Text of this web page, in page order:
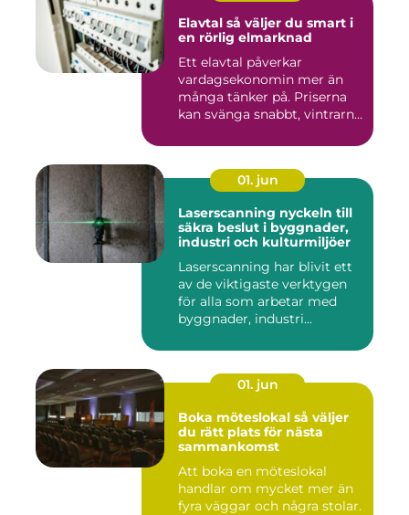
Elavtal så väljer du smart i
en rörlig elmarknad
Ett elavtal påverkar
vardagsekonomin mer än
många tänker på. Priserna
kan svänga snabbt, vintrarna
01. jun
Laserscanning nyckeln till
säkra beslut i byggnader,
industri och kulturmiljöer
Laserscanning har blivit ett
av de viktigaste verktygen
för alla som arbetar med
byggnader, industri...
01. jun
Boka möteslokal så väljer
du rätt plats för nästa
sammankomst
Att boka en möteslokal
handlar om mycket mer än
fyra väggar och några stolar.